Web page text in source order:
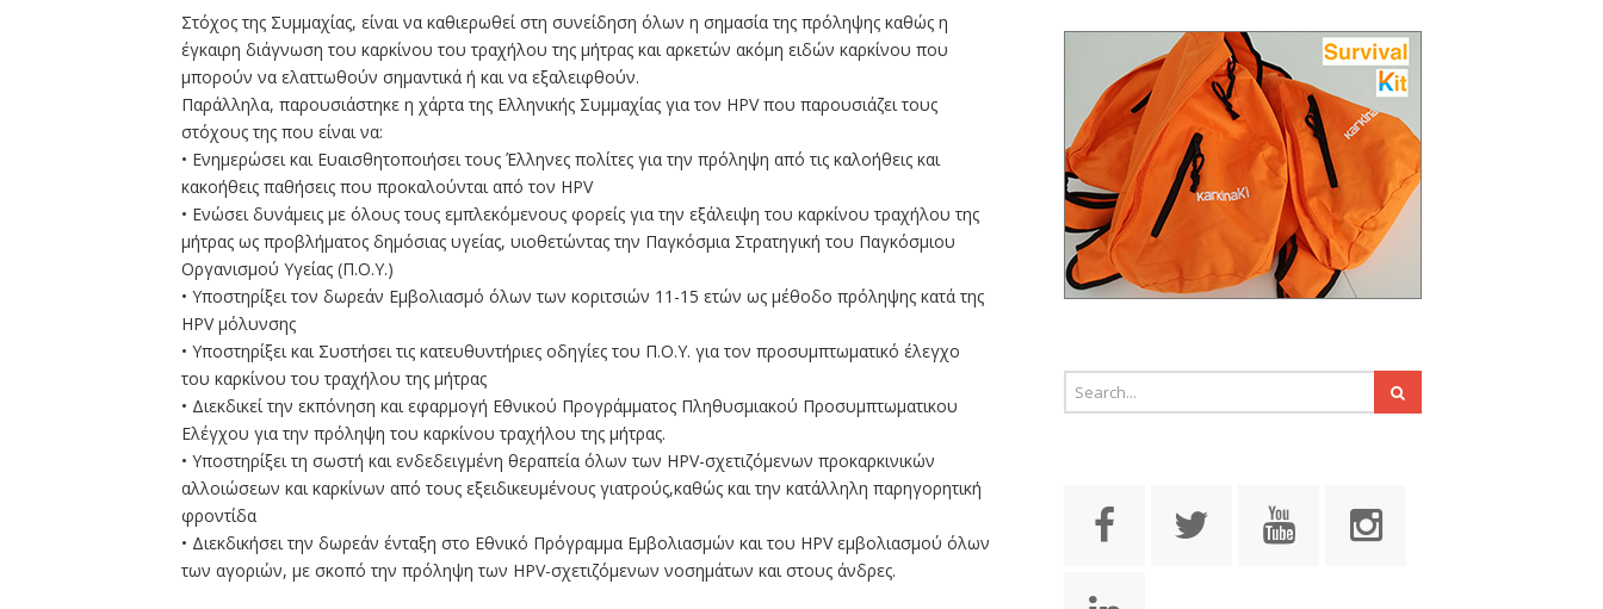
Στόχος της Συμμαχίας, είναι να καθιερωθεί στη συνείδηση όλων η σημασία της πρόληψης καθώς η
έγκαιρη διάγνωση του καρκίνου του τραχήλου της μήτρας και αρκετών ακόμη ειδών καρκίνου που
μπορούν να ελαττωθούν σημαντικά ή και να εξαλειφθούν.
Παράλληλα, παρουσιάστηκε η χάρτα της Ελληνικής Συμμαχίας για τον HPV που παρουσιάζει τους
στόχους της που είναι να:
• Ενημερώσει και Ευαισθητοποιήσει τους Έλληνες πολίτες για την πρόληψη από τις καλοήθεις και
κακοήθεις παθήσεις που προκαλούνται από τον HPV
• Ενώσει δυνάμεις με όλους τους εμπλεκόμενους φορείς για την εξάλειψη του καρκίνου τραχήλου της
μήτρας ως προβλήματος δημόσιας υγείας, υιοθετώντας την Παγκόσμια Στρατηγική του Παγκόσμιου
Οργανισμού Υγείας (Π.Ο.Υ.)
• Υποστηρίξει τον δωρεάν Εμβολιασμό όλων των κοριτσιών 11-15 ετών ως μέθοδο πρόληψης κατά της
HPV μόλυνσης
• Υποστηρίξει και Συστήσει τις κατευθυντήριες οδηγίες του Π.Ο.Υ. για τον προσυμπτωματικό έλεγχο
του καρκίνου του τραχήλου της μήτρας
• Διεκδικεί την εκπόνηση και εφαρμογή Εθνικού Προγράμματος Πληθυσμιακού Προσυμπτωματικου
Ελέγχου για την πρόληψη του καρκίνου τραχήλου της μήτρας.
• Υποστηρίξει τη σωστή και ενδεδειγμένη θεραπεία όλων των HPV-σχετιζόμενων προκαρκινικών
αλλοιώσεων και καρκίνων από τους εξειδικευμένους γιατρούς,καθώς και την κατάλληλη παρηγορητική
φροντίδα
• Διεκδικήσει την δωρεάν ένταξη στο Εθνικό Πρόγραμμα Εμβολιασμών και του HPV εμβολιασμού όλων
των αγοριών, με σκοπό την πρόληψη των HPV-σχετιζόμενων νοσημάτων και στους άνδρες.